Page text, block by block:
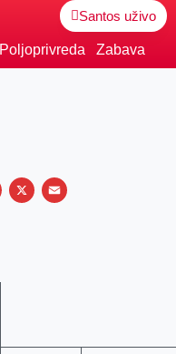
Santos uživo
Poljoprivreda Zabava
W
X
E